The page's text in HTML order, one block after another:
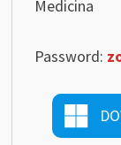
Medicina
Password: